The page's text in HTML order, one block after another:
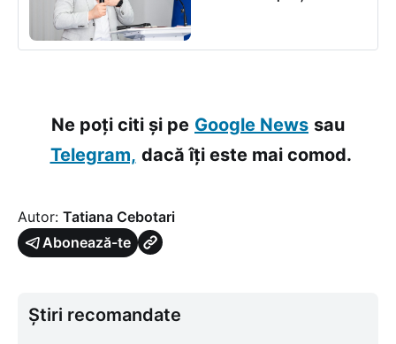
Ne poți citi și pe Google News sau
Telegram, dacă îți este mai comod.
Autor: Tatiana Cebotari
Abonează-te
Știri recomandate